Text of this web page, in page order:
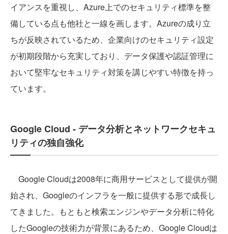
イアンスを重視し、Azure上でのセキュリティ標準を整
備している点も他社と一線を画します。Azureの成り立
ちが反映されているため、企業向けのセキュリティ設定
が初期段階から充実しており、データ保護や認証管理に
おいて堅牢なセキュリティ対策を講じやすい特徴を持っ
ています。
Google Cloud - データ分析とネットワークセキュ
リティの独自強化
Google Cloudは2008年に商用サービスとして提供が開
始され、Googleのインフラを一般に提供する形で成長し
てきました。もともと検索エンジンやデータ分析に特化
したGoogleの技術力が背景にあるため、Google Cloudは